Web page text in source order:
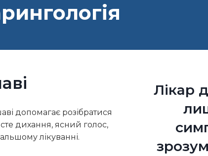
допомагає розібратися
дихання, ясний голос,
лікуванні.
Лікар